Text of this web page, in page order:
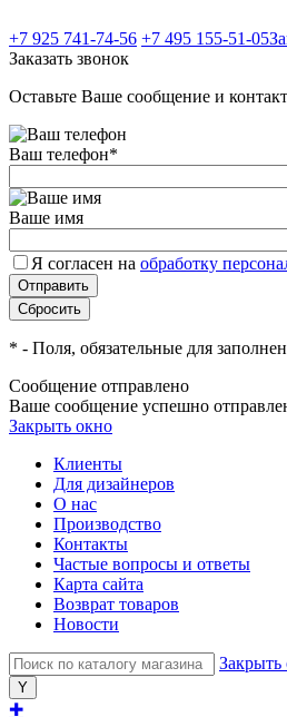
+7 925 741-74-56 +7 495 155-51-05
Заказать звонок
Оставьте Ваше сообщение и
Ваш телефон*
Ваше имя
Я согласен на обработку
* - Поля, обязательные для
Сообщение отправлено
Ваше сообщение успешно
Закрыть окно
Клиенты
Для дизайнеров
О нас
Производство
Контакты
Частые вопросы и ответы
Карта сайта
Возврат товаров
Новости
Закрыть
✚